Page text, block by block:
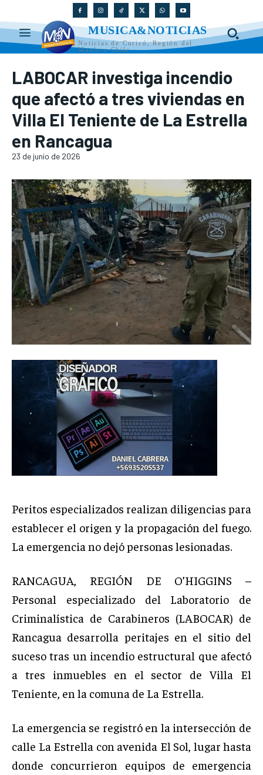
MUSICA&NOTICIAS
Noticias de Curicó, Región del
Maule y Chile
LABOCAR investiga incendio
que afectó a tres viviendas en
Villa El Teniente de La Estrella
en Rancagua
23 de junio de 2026
Peritos especializados realizan diligencias para
establecer el origen y la propagación del fuego.
La emergencia no dejó personas lesionadas.
RANCAGUA, REGIÓN DE O’HIGGINS –
Personal especializado del Laboratorio de
Criminalística de Carabineros (LABOCAR) de
Rancagua desarrolla peritajes en el sitio del
suceso tras un incendio estructural que afectó
a tres inmuebles en el sector de Villa El
Teniente, en la comuna de La Estrella.
La emergencia se registró en la intersección de
calle La Estrella con avenida El Sol, lugar hasta
donde concurrieron equipos de emergencia